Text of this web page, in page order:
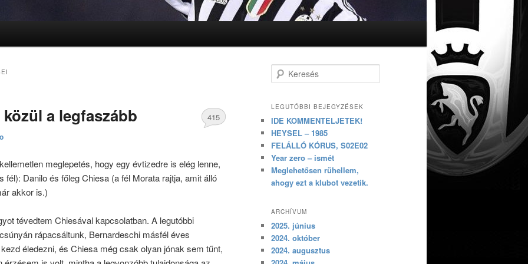
a legfaszább
415
meglepetés, hogy egy évtizedre is elég lenne,
Danilo és főleg Chiesa (a fél Morata rajtja, amit álló
akkor is.)
tévedtem Chiesával kapcsolatban. A legutóbbi
rápacsáltunk, Bernardeschi másfél éves
éledezni, és Chiesa még csak olyan jónak sem tűnt,
Keresés
LEGUTÓBBI BEJEGYZÉSEK
IDE KOMMENTELJETEK!
HEYSEL – 1985
FELÁLLÓ KÓRUS, S02E02
Year zero – ismét
Meglehetősen rühellem,
ahogy ezt a klubot vezetik.
ARCHÍVUM
2025. június
2024. október
2024. augusztus